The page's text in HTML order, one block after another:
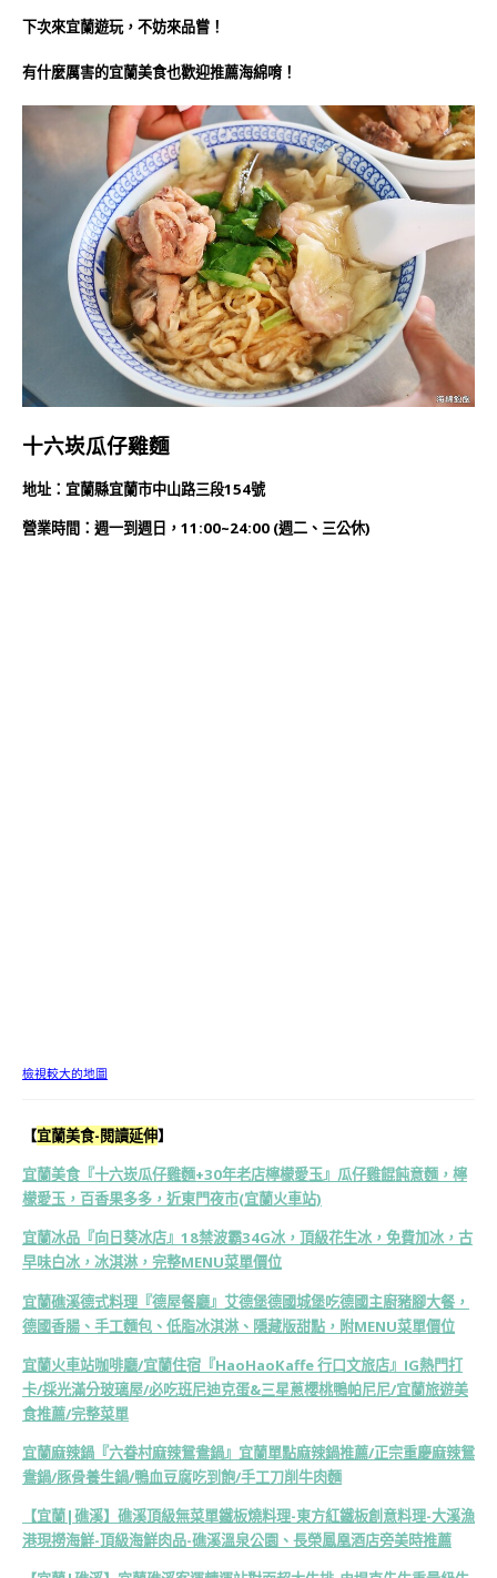
下次來宜蘭遊玩，不妨來品嘗！
有什麼厲害的宜蘭美食也歡迎推薦海綿唷！
十六崁瓜仔雞麵
地址：宜蘭縣宜蘭市中山路三段154號
營業時間：週一到週日，11:00~24:00 (週二、三公休)
檢視較大的地圖
【宜蘭美食-閱讀延伸】
宜蘭美食『十六崁瓜仔雞麵+30年老店檸檬愛玉』瓜仔雞餛飩意麵，檸
檬愛玉，百香果多多，近東門夜市(宜蘭火車站)
宜蘭冰品『向日葵冰店』18禁波霸34G冰，頂級花生冰，免費加冰，古
早味白冰，冰淇淋，完整MENU菜單價位
宜蘭礁溪德式料理『德屋餐廳』艾德堡德國城堡吃德國主廚豬腳大餐，
德國香腸、手工麵包、低脂冰淇淋、隱藏版甜點，附MENU菜單價位
宜蘭火車站咖啡廳/宜蘭住宿『HaoHaoKaffe 行口文旅店』IG熱門打
卡/採光滿分玻璃屋/必吃班尼迪克蛋&三星蔥櫻桃鴨帕尼尼/宜蘭旅遊美
食推薦/完整菜單
宜蘭麻辣鍋『六眷村麻辣鴛鴦鍋』宜蘭單點麻辣鍋推薦/正宗重慶麻辣鴛
鴦鍋/豚骨養生鍋/鴨血豆腐吃到飽/手工刀削牛肉麵
【宜蘭|礁溪】礁溪頂級無菜單鐵板燒料理-東方紅鐵板創意料理-大溪漁
港現撈海鮮-頂級海鮮肉品-礁溪溫泉公園、長榮鳳凰酒店旁美時推薦